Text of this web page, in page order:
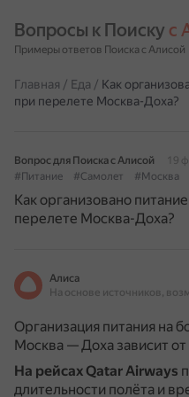
Вопросы к Поиску с
Примеры ответов Поиска с Алисой
Главная / Еда / Как
при перелете Москва-Доха?
Вопрос для Поиска с Алисой
19
#Питание
#Самолет #Москва
Как организовано
перелете Москва-Доха?
Алиса
Организация питания на
Москва — Доха зависит
На рейсах Qatar Airways
длительности полёта и